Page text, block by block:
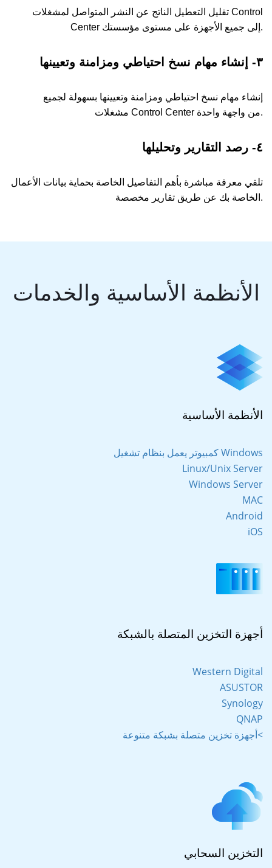
تقليل التعطيل الناتج عن النشر المتواصل لمشغلات Control
Center إلى جميع الأجهزة على مستوى مؤسستك.
٣- إنشاء مهام نسخ احتياطي ومزامنة وتعيينها
إنشاء مهام نسخ احتياطي ومزامنة وتعيينها بسهولة لجميع
مشغلات Control Center من واجهة واحدة.
٤- رصد التقارير وتحليلها
تلقي معرفة مباشرة بأهم التفاصيل الخاصة بحماية بيانات الأعمال
الخاصة بك عن طريق تقارير مخصصة.
الأنظمة الأساسية والخدمات
الأنظمة الأساسية
كمبيوتر يعمل بنظام تشغيل Windows
Linux/Unix Server
Windows Server
MAC
Android
iOS
أجهزة التخزين المتصلة بالشبكة
Western Digital
ASUSTOR
Synology
QNAP
أجهزة تخزين متصلة بشبكة متنوعة<
التخزين السحابي